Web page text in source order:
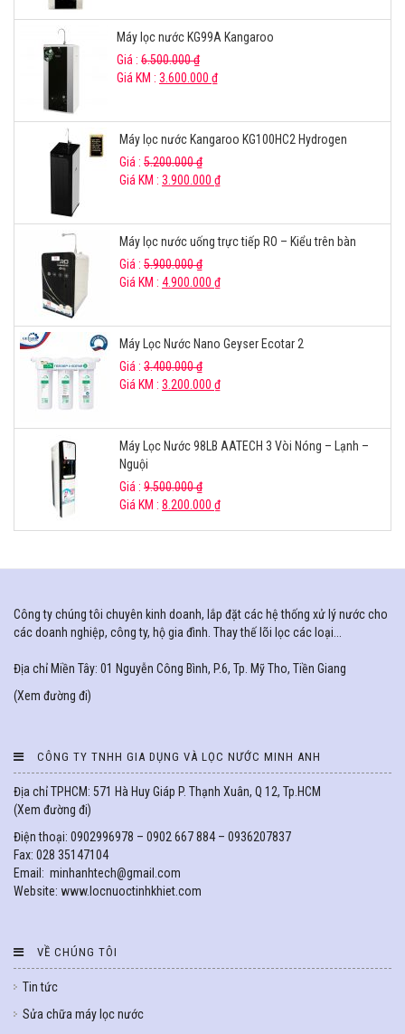
Máy lọc nước KG99A Kangaroo
Giá : 6.500.000₫
Giá KM : 3.600.000 ₫
Máy lọc nước Kangaroo KG100HC2 Hydrogen
Giá : 5.200.000₫
Giá KM : 3.900.000 ₫
Máy lọc nước uống trực tiếp RO – Kiểu trên bàn
Giá : 5.900.000₫
Giá KM : 4.900.000 ₫
Máy Lọc Nước Nano Geyser Ecotar 2
Giá : 3.400.000₫
Giá KM : 3.200.000 ₫
Máy Lọc Nước 98LB AATECH 3 Vòi Nóng – Lạnh –
Nguội
Giá : 9.500.000₫
Giá KM : 8.200.000 ₫
Công ty chúng tôi chuyên kinh doanh, lắp đặt các hệ thống xử lý nước cho
các doanh nghiệp, công ty, hộ gia đình. Thay thế lõi lọc các loại...
Địa chỉ Miền Tây: 01 Nguyễn Công Bình, P.6, Tp. Mỹ Tho, Tiền Giang
(Xem đường đi)
CÔNG TY TNHH GIA DỤNG VÀ LỌC NƯỚC MINH ANH
Địa chỉ TPHCM: 571 Hà Huy Giáp P. Thạnh Xuân, Q 12, Tp.HCM
(Xem đường đi)
Điện thoại: 0902996978 – 0902 667 884 – 0936207837
Fax: 028 35147104
Email: minhanhtech@gmail.com
Website: www.locnuoctinhkhiet.com
VỀ CHÚNG TÔI
Tin tức
Sửa chữa máy lọc nước